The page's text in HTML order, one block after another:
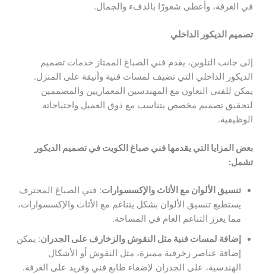
في الغرفة، وأعطى شعورًا بالدفء والجمال.
تصميم الديكور الداخلي
إلى جانب التلوين، يقدم فني الصباغ الممتاز خدمات تصميم
الديكور الداخلي التي تضيف لمسات فنية وأنيقة على المنزل.
يمكن للفني التعاون مع المهندسين المعماريين والمصممين
لتحقيق تصميم مخصص يتناسب مع ذوق العميل واحتياجاته
الوظيفية.
بعض المزايا التي يقدمها فني صباغ الكويت في تصميم الديكور
تشمل:
تنسيق الألوان مع الأثاث والإكسسوارات: فني الصباغ المحترف
يستطيع تنسيق الألوان بشكل يتناغم مع الأثاث والإكسسوارات،
مما يعزز التناغم العام في المساحة.
إضافة لمسات فنية مثل النقوش والزخارف على الجدران: يمكن
إضافة عناصر زخرفية مميزة، مثل النقوش أو الأشكال
الهندسية، على الجدران لإضفاء طابع فني وفريد على الغرفة.